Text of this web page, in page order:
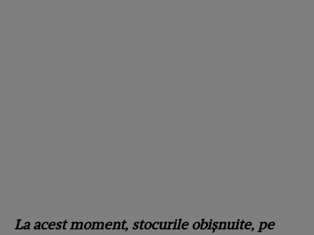
La acest moment, stocurile obișnuite, pe